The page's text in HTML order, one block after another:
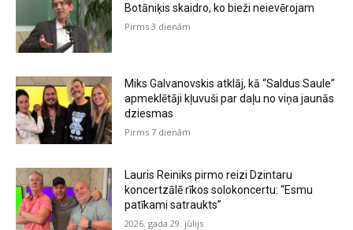
Botāniķis skaidro, ko bieži neievērojam
Pirms 3 dienām
Miks Galvanovskis atklāj, kā “Saldus Saule”
apmeklētāji kļuvuši par daļu no viņa jaunās
dziesmas
Pirms 7 dienām
Lauris Reiniks pirmo reizi Dzintaru
koncertzālē rīkos solokoncertu: “Esmu
patīkami satraukts”
2026. gada 29. jūlijs